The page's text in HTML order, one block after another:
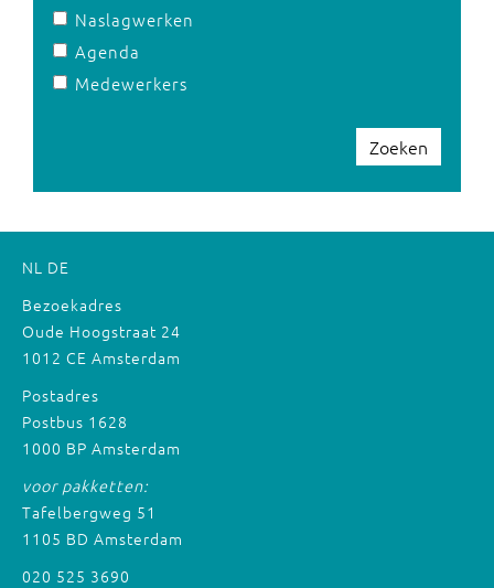
Naslagwerken
Agenda
Medewerkers
Zoeken
NL DE
Bezoekadres
Oude Hoogstraat 24
1012 CE Amsterdam
Postadres
Postbus 1628
1000 BP Amsterdam
voor pakketten:
Tafelbergweg 51
1105 BD Amsterdam
020 525 3690